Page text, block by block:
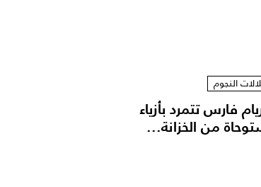
النجوم
فارس تتمرد بأزياء
من الخزانة...